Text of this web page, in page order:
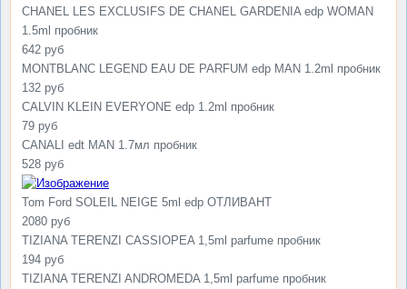
CHANEL LES EXCLUSIFS DE CHANEL GARDENIA edp WOMAN
1.5ml пробник
642 руб
MONTBLANC LEGEND EAU DE PARFUM edp MAN 1.2ml пробник
132 руб
CALVIN KLEIN EVERYONE edp 1.2ml пробник
79 руб
CANALI edt MAN 1.7мл пробник
528 руб
Tom Ford SOLEIL NEIGE 5ml edp ОТЛИВАНТ
2080 руб
TIZIANA TERENZI CASSIOPEA 1,5ml parfume пробник
194 руб
TIZIANA TERENZI ANDROMEDA 1,5ml parfume пробник